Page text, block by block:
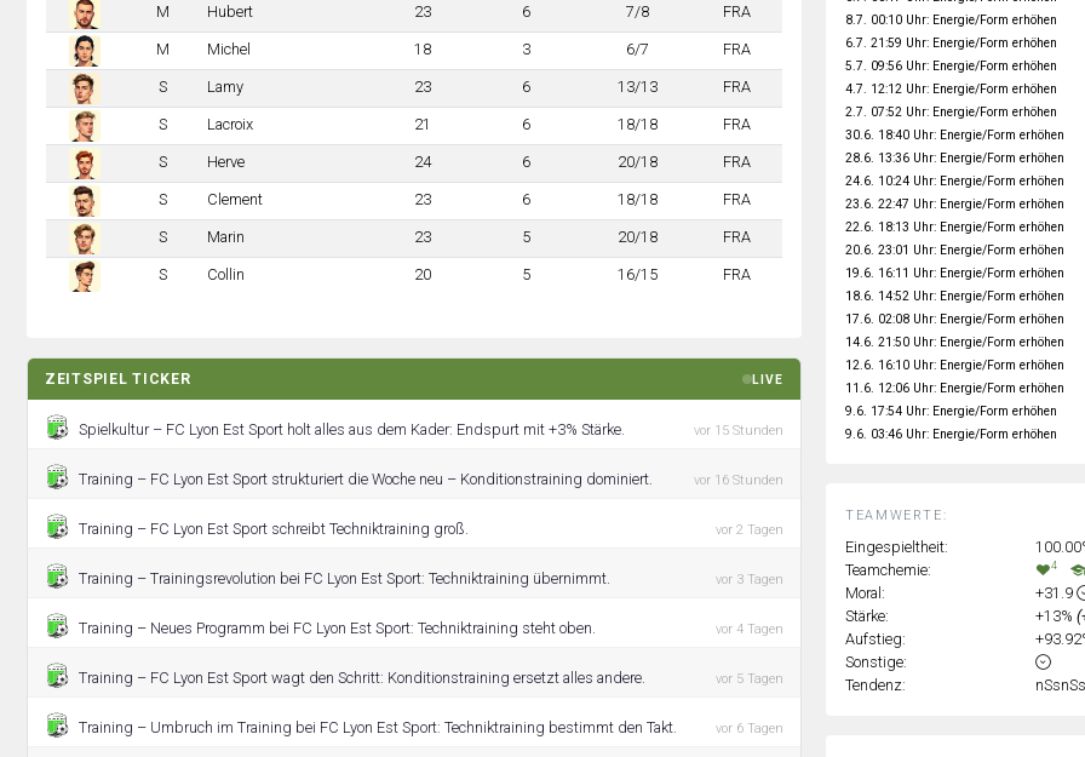
M Hubert 23 6 7/8 FRA
M Michel 18 3 6/7 FRA
S Lamy 23 6 13/13 FRA
S Lacroix 21 6 18/18 FRA
S Herve 24 6 20/18 FRA
S Clement 23 6 18/18 FRA
S Marin 23 5 20/18 FRA
S Collin 20 5 16/15 FRA
ZEITSPIEL TICKER LIVE
Spielkultur – FC Lyon Est Sport holt alles aus dem Kader: Endspurt mit +3% Stärke. vor 15 Stunden
Training – FC Lyon Est Sport strukturiert die Woche neu – Konditionstraining dominiert. vor 16 Stunden
Training – FC Lyon Est Sport schreibt Techniktraining groß. vor 2 Tagen
Training – Trainingsrevolution bei FC Lyon Est Sport: Techniktraining übernimmt. vor 3 Tagen
Training – Neues Programm bei FC Lyon Est Sport: Techniktraining steht oben. vor 4 Tagen
Training – FC Lyon Est Sport wagt den Schritt: Konditionstraining ersetzt alles andere. vor 5 Tagen
Training – Umbruch im Training bei FC Lyon Est Sport: Techniktraining bestimmt den Takt. vor 6 Tagen
TEAMWERTE:
Eingespieltheit:
Teamchemie:
4
Moral:
+31.9
Stärke:
+13%
Aufstieg:
Sonstige:
Tendenz:
8.7. 00:10 Uhr: Energie/Form erhöhen
6.7. 21:59 Uhr: Energie/Form erhöhen
5.7. 09:56 Uhr: Energie/Form erhöhen
4.7. 12:12 Uhr: Energie/Form erhöhen
2.7. 07:52 Uhr: Energie/Form erhöhen
30.6. 18:40 Uhr: Energie/Form erhöhen
28.6. 13:36 Uhr: Energie/Form erhöhen
24.6. 10:24 Uhr: Energie/Form erhöhen
23.6. 22:47 Uhr: Energie/Form erhöhen
22.6. 18:13 Uhr: Energie/Form erhöhen
20.6. 23:01 Uhr: Energie/Form erhöhen
19.6. 16:11 Uhr: Energie/Form erhöhen
18.6. 14:52 Uhr: Energie/Form erhöhen
17.6. 02:08 Uhr: Energie/Form erhöhen
14.6. 21:50 Uhr: Energie/Form erhöhen
12.6. 16:10 Uhr: Energie/Form erhöhen
11.6. 12:06 Uhr: Energie/Form erhöhen
9.6. 17:54 Uhr: Energie/Form erhöhen
9.6. 03:46 Uhr: Energie/Form erhöhen